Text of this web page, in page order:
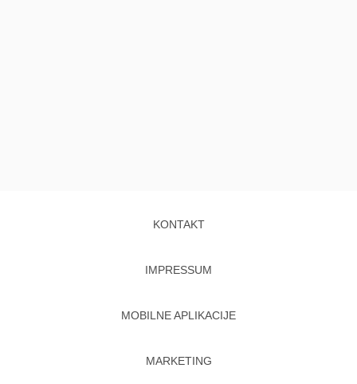
KONTAKT
IMPRESSUM
MOBILNE APLIKACIJE
MARKETING